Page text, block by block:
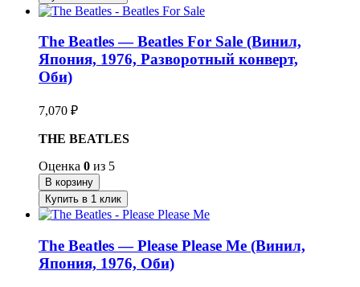
The Beatles — Beatles For Sale (Винил,
Япония, 1976, Разворотный конверт,
Оби)
7,070 ₽
THE BEATLES
Оценка 0 из 5
В корзину
Купить в 1 клик
The Beatles — Please Please Me (Винил,
Япония, 1976, Оби)